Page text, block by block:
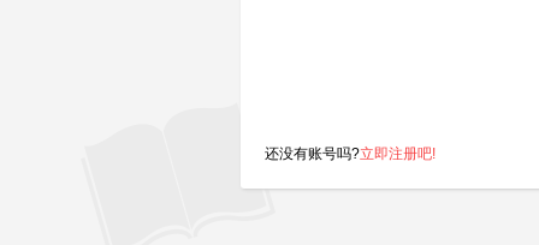
还没有账号吗?立即注册吧!